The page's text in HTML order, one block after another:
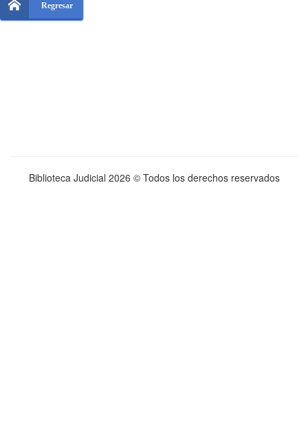
Regresar
Biblioteca Judicial 2026 © Todos los derechos reservados